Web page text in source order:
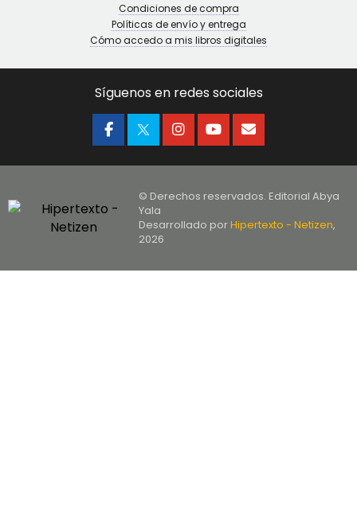
Condiciones de compra
Políticas de envío y entrega
Cómo accedo a mis libros digitales
Síguenos en redes sociales
© Derechos reservados. Editorial Abya
Yala
Desarrollado porHipertexto - Netizen,
2026